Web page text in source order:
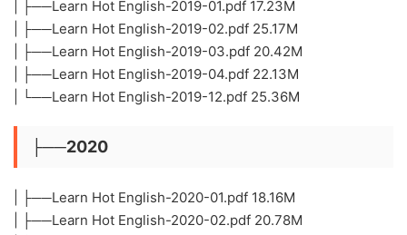
| ├──Learn Hot English-2019-01.pdf 17.23M
| ├──Learn Hot English-2019-02.pdf 25.17M
| ├──Learn Hot English-2019-03.pdf 20.42M
| ├──Learn Hot English-2019-04.pdf 22.13M
| └──Learn Hot English-2019-12.pdf 25.36M
├──2020
| ├──Learn Hot English-2020-01.pdf 18.16M
| ├──Learn Hot English-2020-02.pdf 20.78M